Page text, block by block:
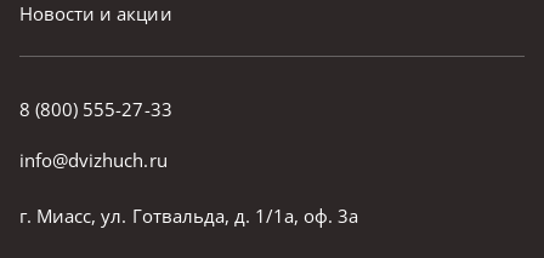
8 (800) 555-27-33
info@dvizhuch.ru
г. Миасс, ул. Готвальда, д. 1/1а, оф. 3а
Новости и акции